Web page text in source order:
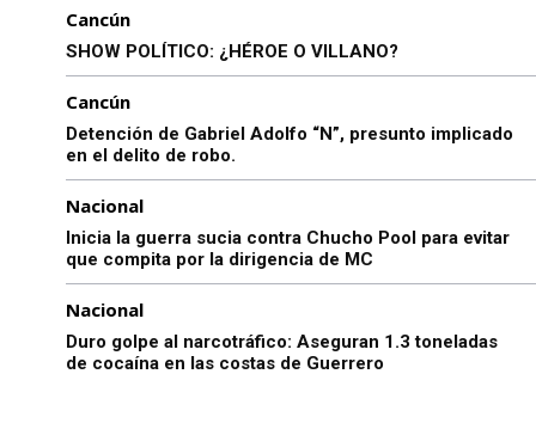
Cancún
SHOW POLÍTICO: ¿HÉROE O VILLANO?
Cancún
Detención de Gabriel Adolfo “N”, presunto implicado
en el delito de robo.
Nacional
Inicia la guerra sucia contra Chucho Pool para evitar
que compita por la dirigencia de MC
Nacional
Duro golpe al narcotráfico: Aseguran 1.3 toneladas
de cocaína en las costas de Guerrero